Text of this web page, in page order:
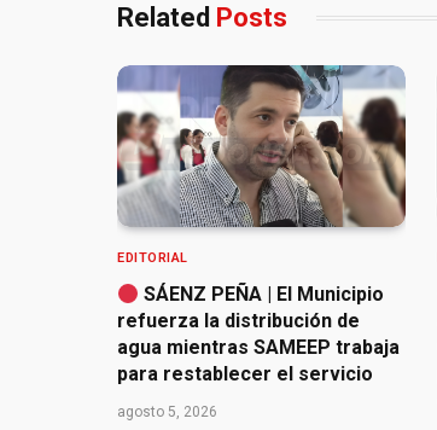
Related Posts
EDITORIAL
SÁENZ PEÑA | El Municipio
refuerza la distribución de
agua mientras SAMEEP trabaja
para restablecer el servicio
agosto 5, 2026